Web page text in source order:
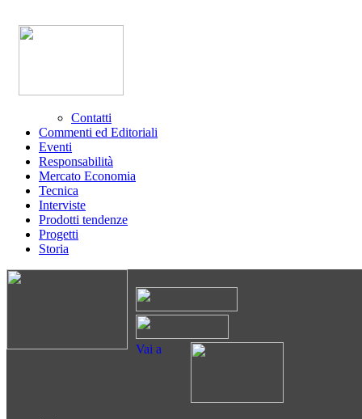
Contatti
Commenti ed Editoriali
Eventi
Responsabilità
Mercato Economia
Tecnica
Interviste
Prodotti tendenze
Progetti
Storia
Vai a